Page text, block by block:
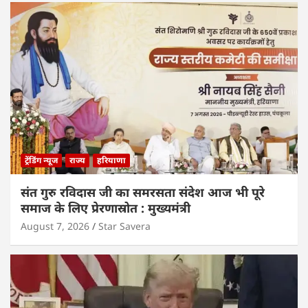
ट्रेंडिंग न्यूज राज्य हरियाणा
संत गुरु रविदास जी का समरसता संदेश आज भी पूरे
समाज के लिए प्रेरणास्रोत : मुख्यमंत्री
August 7, 2026 Star Savera